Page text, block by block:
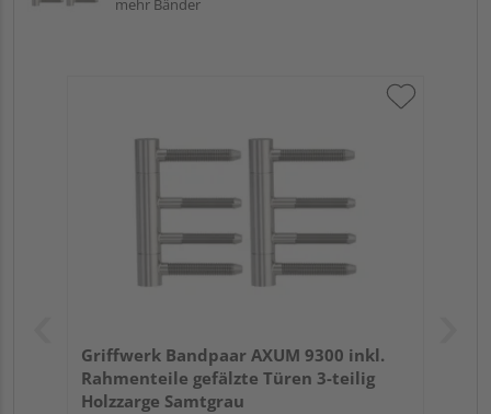
mehr Bänder
Griffwerk Bandpaar AXUM 9300 inkl.
Rahmenteile gefälzte Türen 3-teilig
Holzzarge Samtgrau